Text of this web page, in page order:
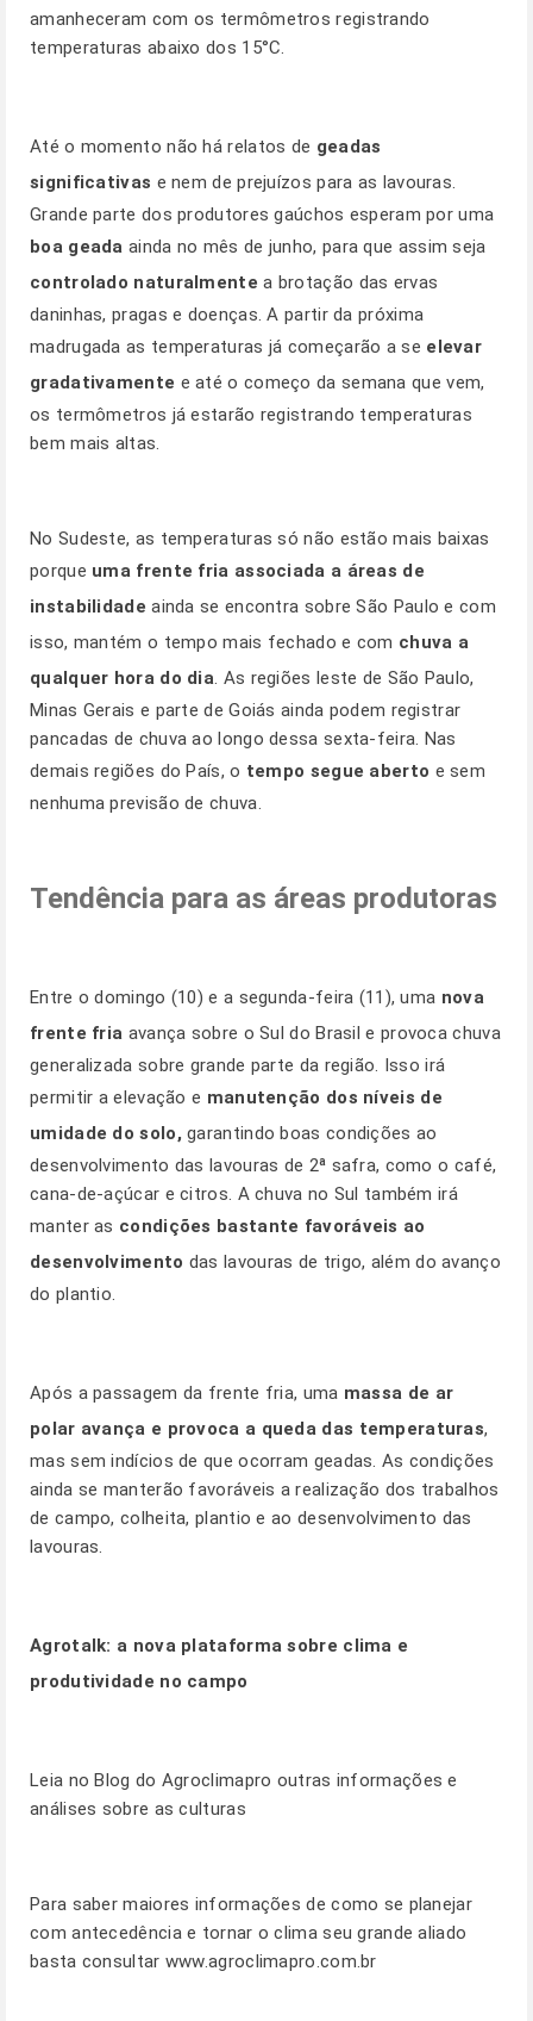
amanheceram com os termômetros registrando
temperaturas abaixo dos 15°C.
Até o momento não há relatos de geadas
significativas e nem de prejuízos para as lavouras.
Grande parte dos produtores gaúchos esperam por uma
boa geada ainda no mês de junho, para que assim seja
controlado naturalmente a brotação das ervas
daninhas, pragas e doenças. A partir da próxima
madrugada as temperaturas já começarão a se elevar
gradativamente e até o começo da semana que vem,
os termômetros já estarão registrando temperaturas
bem mais altas.
No Sudeste, as temperaturas só não estão mais baixas
porque uma frente fria associada a áreas de
instabilidade ainda se encontra sobre São Paulo e com
isso, mantém o tempo mais fechado e com chuva a
qualquer hora do dia. As regiões leste de São Paulo,
Minas Gerais e parte de Goiás ainda podem registrar
pancadas de chuva ao longo dessa sexta-feira. Nas
demais regiões do País, o tempo segue aberto e sem
nenhuma previsão de chuva.
Tendência para as áreas produtoras
Entre o domingo (10) e a segunda-feira (11), uma nova
frente fria avança sobre o Sul do Brasil e provoca chuva
generalizada sobre grande parte da região. Isso irá
permitir a elevação e manutenção dos níveis de
umidade do solo, garantindo boas condições ao
desenvolvimento das lavouras de 2ª safra, como o café,
cana-de-açúcar e citros. A chuva no Sul também irá
manter as condições bastante favoráveis ao
desenvolvimento das lavouras de trigo, além do avanço
do plantio.
Após a passagem da frente fria, uma massa de ar
polar avança e provoca a queda das temperaturas,
mas sem indícios de que ocorram geadas. As condições
ainda se manterão favoráveis a realização dos trabalhos
de campo, colheita, plantio e ao desenvolvimento das
lavouras.
Agrotalk: a nova plataforma sobre clima e
produtividade no campo
Leia no Blog do Agroclimapro outras informações e
análises sobre as culturas
Para saber maiores informações de como se planejar
com antecedência e tornar o clima seu grande aliado
basta consultar www.agroclimapro.com.br